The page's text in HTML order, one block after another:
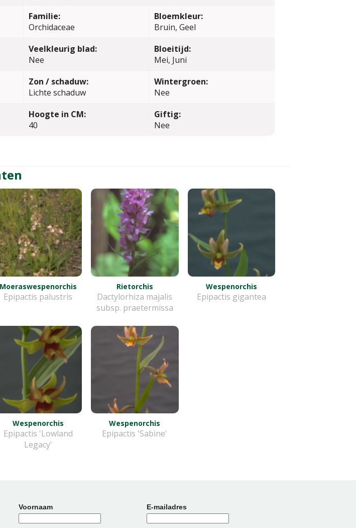
Familie:
Orchidaceae
Bloemkleur:
Bruin, Geel
Veelkleurig blad:
Nee
Bloeitijd:
Mei, Juni
Zon / schaduw:
Lichte schaduw
Wintergroen:
Nee
Hoogte in CM:
40
Giftig:
Nee
Moeraswespenorchis
Epipactis palustris
Rietorchis
Dactylorhiza majalis
subsp. praetermissa
Wespenorchis
Epipactis gigantea
Wespenorchis
Epipactis 'Lowland
Legacy'
Wespenorchis
Epipactis 'Sabine'
Voornaam E-mailadres